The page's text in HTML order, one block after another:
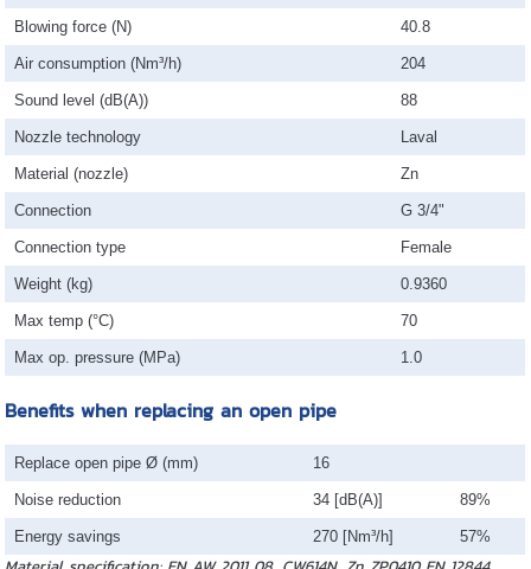
Blowing force (N) 40.8
Air consumption (Nm³/h) 204
Sound level (dB(A)) 88
Nozzle technology Laval
Material (nozzle) Zn
Connection G 3/4"
Connection type Female
Weight (kg) 0.9360
Max temp (°C) 70
Max op. pressure (MPa) 1.0
Benefits when replacing an open pipe
Replace open pipe Ø (mm) 16
Noise reduction 34 [dB(A)] 89%
Energy savings 270 [Nm³/h] 57%